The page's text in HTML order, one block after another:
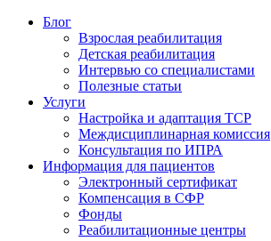
Блог
Взрослая реабилитация
Детская реабилитация
Интервью со специалистами
Полезные статьи
Услуги
Настройка и адаптация ТСР
Междисциплинарная комиссия
Консультация по ИПРА
Информация для пациентов
Электронный сертификат
Компенсация в СФР
Фонды
Реабилитационные центры